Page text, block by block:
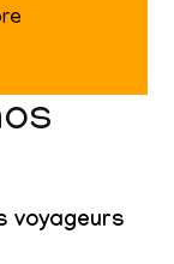
voyageurs